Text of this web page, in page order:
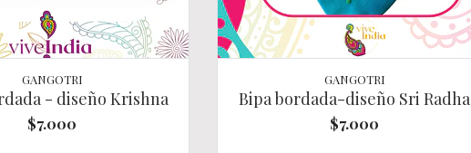
GANGOTRI
- diseño Krishna
$7.000
GANGOTRI
Bipa bordada-diseño Sri Radha
$7.000